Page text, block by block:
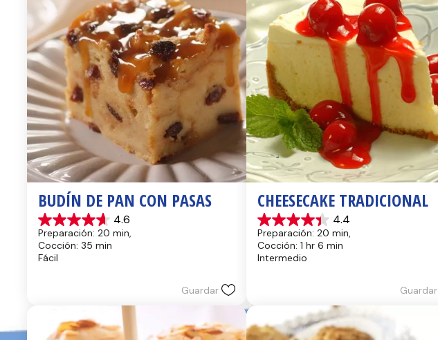
BUDÍN DE PAN CON PASAS
4.6
4.6
de
5
estrellas.
Preparación: 20 min,
Cocción: 35 min
Fácil
Guardar
CHEESECAKE TRADICIONAL
4.4
4.4
de
5
estrellas.
Preparación: 20 min,
Cocción: 1 hr 6 min
Intermedio
Guardar